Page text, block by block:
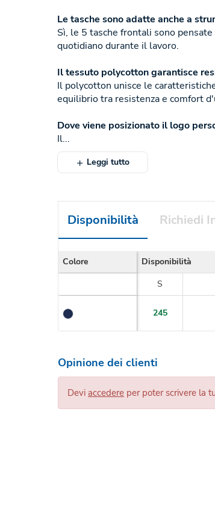
Le tasche sono adatte anche a
Sì, le 5 tasche frontali sono
quotidiano durante il lavoro.
Il tessuto polycotton garantisce
Il polycotton unisce le
equilibrio tra resistenza e comfort
Dove viene posizionato il logo
Il...
Leggi tutto
Disponibilità Richiedi
Colore
Disponibilità
S
245
Opinione dei clienti
Devi accedere per poter scrivere la